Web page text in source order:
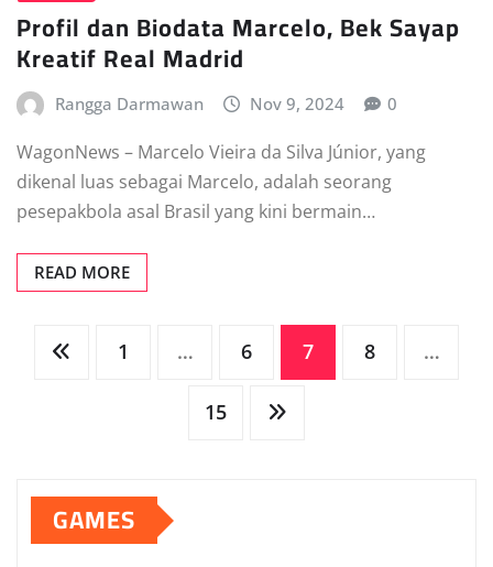
Profil dan Biodata Marcelo, Bek Sayap
Kreatif Real Madrid
Rangga Darmawan Nov 9, 2024 0
WagonNews – Marcelo Vieira da Silva Júnior, yang
dikenal luas sebagai Marcelo, adalah seorang
pesepakbola asal Brasil yang kini bermain…
READ MORE
Posts
pagination
1 … 6 7 8 …
15
GAMES